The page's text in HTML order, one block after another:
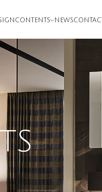
CONTENTS NEWSCONTACT